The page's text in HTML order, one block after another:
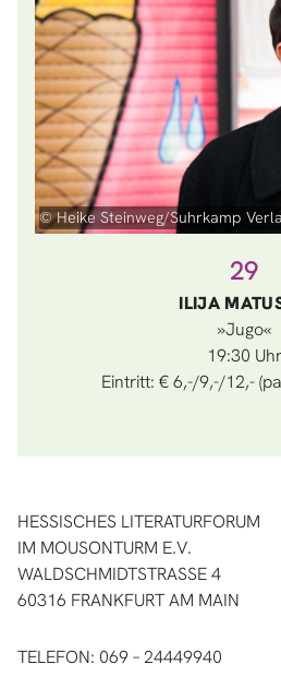
© Heike Steinweg/Suhrkamp
29
ILIJA
»Jugo«
19:30
Eintritt: € 6,-/9,-/12,-
HESSISCHES LITERATURFORUM
IM MOUSONTURM E.V.
WALDSCHMIDTSTRASSE 4
60316 FRANKFURT AM MAIN
TELEFON: 069 – 24449940